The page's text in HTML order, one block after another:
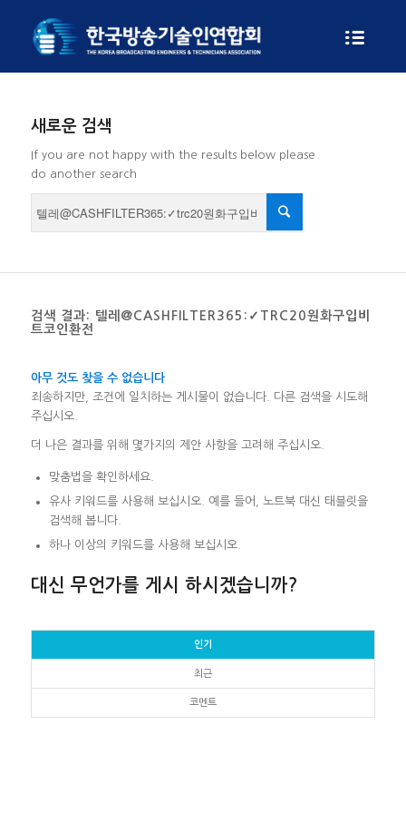
새로운 검색
If you are not happy with the results below please
do another search
검색 결과: 텔레@CASHFILTER365:✓TRC20원화구입비
트코인환전
아무 것도 찾을 수 없습니다
죄송하지만, 조건에 일치하는 게시물이 없습니다. 다른 검색을 시도해
주십시오.
더 나은 결과를 위해 몇가지의 제안 사항을 고려해 주십시오.
맞춤법을 확인하세요.
유사 키워드를 사용해 보십시오. 예를 들어, 노트북 대신 태블릿을
검색해 봅니다.
하나 이상의 키워드를 사용해 보십시오.
대신 무언가를 게시 하시겠습니까?
인기
최근
코멘트